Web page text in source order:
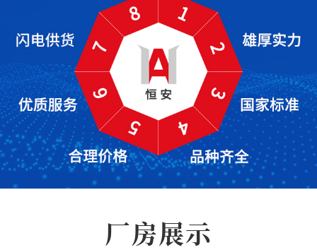
厂房展示